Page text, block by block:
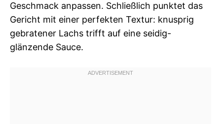
Geschmack anpassen. Schließlich punktet das
Gericht mit einer perfekten Textur: knusprig
gebratener Lachs trifft auf eine seidig-
glänzende Sauce.